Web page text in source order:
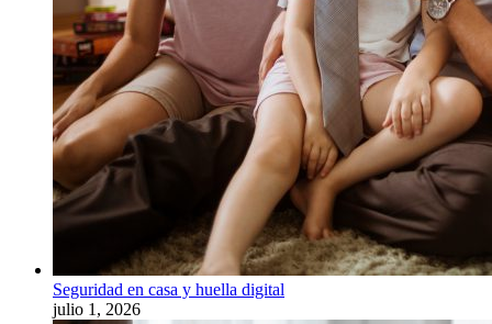
Seguridad en casa y huella digital
julio 1, 2026